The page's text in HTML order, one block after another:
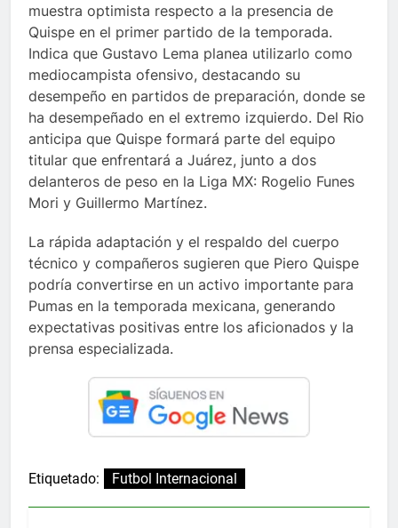
muestra optimista respecto a la presencia de
Quispe en el primer partido de la temporada.
Indica que Gustavo Lema planea utilizarlo como
mediocampista ofensivo, destacando su
desempeño en partidos de preparación, donde se
ha desempeñado en el extremo izquierdo. Del Rio
anticipa que Quispe formará parte del equipo
titular que enfrentará a Juárez, junto a dos
delanteros de peso en la Liga MX: Rogelio Funes
Mori y Guillermo Martínez.
La rápida adaptación y el respaldo del cuerpo
técnico y compañeros sugieren que Piero Quispe
podría convertirse en un activo importante para
Pumas en la temporada mexicana, generando
expectativas positivas entre los aficionados y la
prensa especializada.
Etiquetado: Futbol Internacional